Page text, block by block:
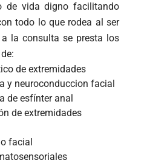
de vida digno facilitando
todo lo que rodea al ser
la consulta se presta los
de extremidades
y neuroconduccion facial
de esfínter anal
de extremidades
facial